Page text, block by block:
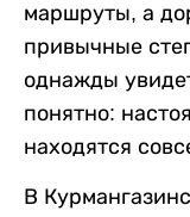
маршруты, а
привычные
однажды
понятно:
находятся
В